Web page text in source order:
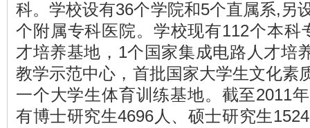
科。学校设有36个学院和5个直属系,另
个附属专科医院。学校现有112个本科
才培养基地，1个国家集成电路人才培
教学示范中心，首批国家大学生文化素
一个大学生体育训练基地。截至2011
有博士研究生4696人、硕士研究生